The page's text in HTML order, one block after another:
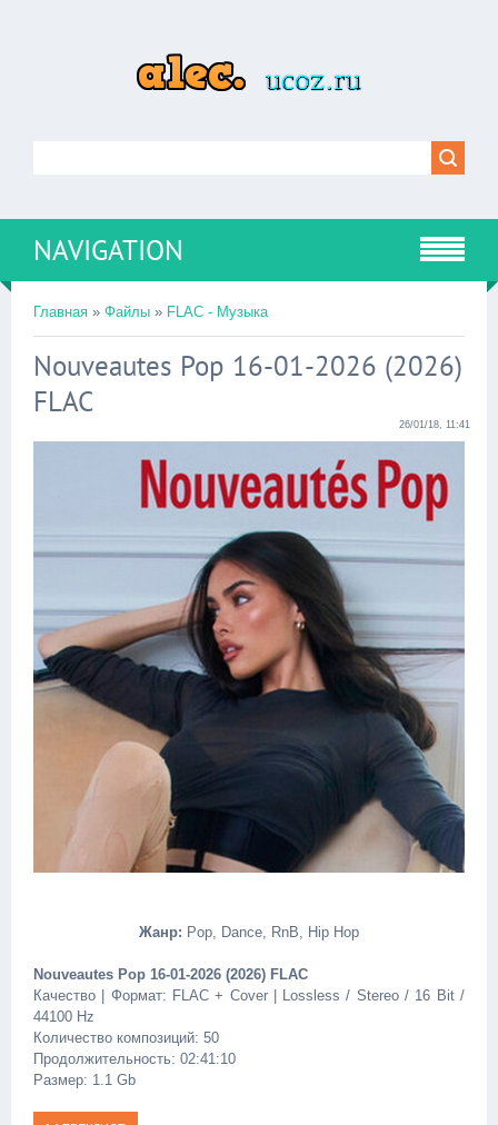
NAVIGATION
Главная » Файлы » FLAC - Музыка
Nouveautes Pop 16-01-2026 (2026)
FLAC
26/01/18, 11:41
Жанр: Pop, Dance, RnB, Hip Hop
Nouveautes Pop 16-01-2026 (2026) FLAC
Качество | Формат: FLAC + Cover | Lossless / Stereo / 16 Bit /
44100 Hz
Количество композиций: 50
Продолжительность: 02:41:10
Размер: 1.1 Gb